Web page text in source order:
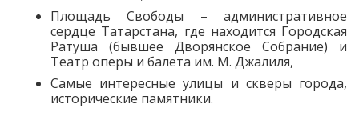
Площадь Свободы – административное
сердце Татарстана, где находится Городская
Ратуша (бывшее Дворянское Собрание) и
Театр оперы и балета им. М. Джалиля,
Самые интересные улицы и скверы города,
исторические памятники.